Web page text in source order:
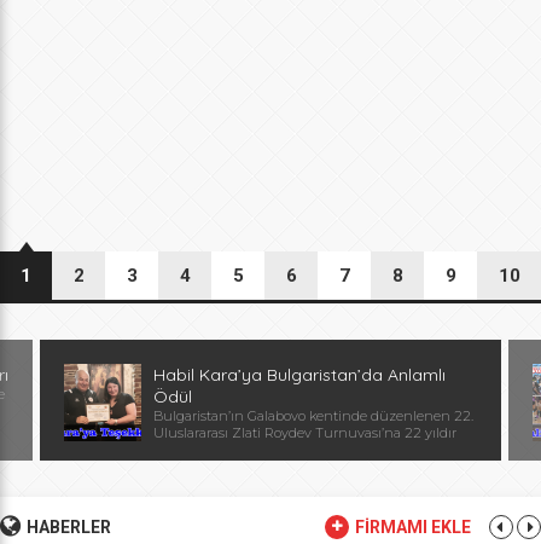
1 2 3 4 5 6 7 8 9 10
Habil Kara’ya Bulgaristan’da Anlamlı
Ödül
Bulgaristan’ın Galabovo kentinde düzenlenen 22.
Uluslararası Zlati Roydev Turnuvası’na 22 yıldır
Federasyonu Başkanı, Avrupa ve Dünya
Şampiyonu, olimpiyat ikincisi Stanka Zlateva
HABERLER FİRMAMI EKLE